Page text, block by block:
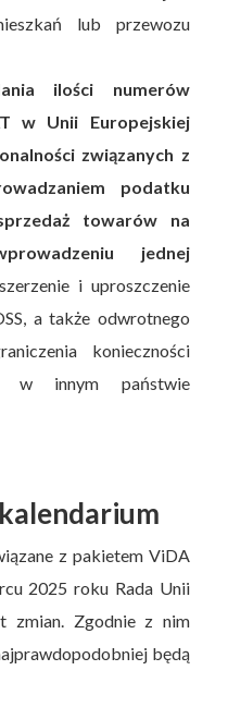
lub przewozu
ilości numerów
w Unii Europejskiej
związanych z
podatku
towarów na
jednej
i uproszczenie
a także odwrotnego
konieczności
w innym państwie
z pakietem ViDA
2025 roku Rada Unii
zmian. Zgodnie z nim
będą